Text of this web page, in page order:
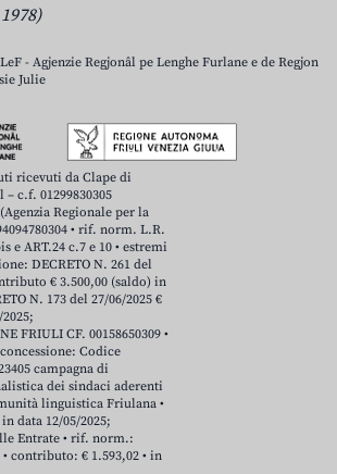
- Agjenzie Regjonâl pe Lenghe Furlane e de Regjon
Julie
ricevuti da Clape di
c.f. 01299830305
Regionale per la
• rif. norm. L.R.
e ART.24 c.7 e 10 • estremi
DECRETO N. 261 del
€ 3.500,00 (saldo) in
N. 173 del 27/06/2025 €
FRIULI CF. 00158650309 •
Codice
campagna di
dei sindaci aderenti
linguistica Friulana •
data 12/05/2025;
Entrate • rif. norm.:
contributo: € 1.593,02 • in